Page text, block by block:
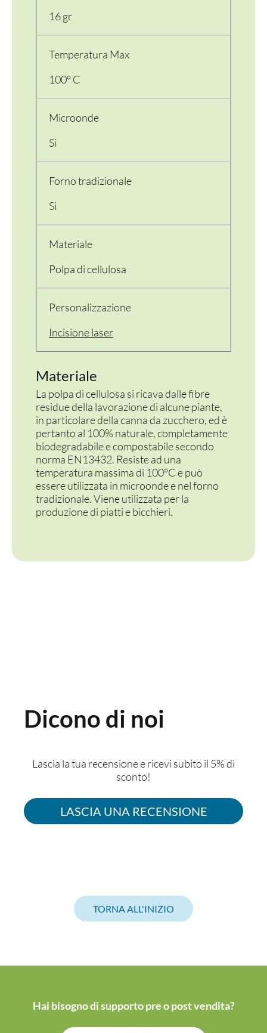
FINGER E GELATO
VASSOI E COTTURA
PERSONALIZZATI
16 gr
Temperatura Max
100° C
Microonde
Si
Forno tradizionale
Si
Materiale
Polpa di cellulosa
Personalizzazione
Incisione laser
Materiale
La polpa di cellulosa si ricava dalle fibre
residue della lavorazione di alcune piante,
in particolare della canna da zucchero, ed è
pertanto al 100% naturale, completamente
biodegradabile e compostabile secondo
norma EN13432. Resiste ad una
temperatura massima di 100°C e può
essere utilizzata in microonde e nel forno
tradizionale. Viene utilizzata per la
produzione di piatti e bicchieri.
Dicono di noi
Lascia la tua recensione e ricevi subito il 5% di
sconto!
LASCIA UNA RECENSIONE
TORNA ALL'INIZIO
Hai bisogno di supporto pre o post vendita?